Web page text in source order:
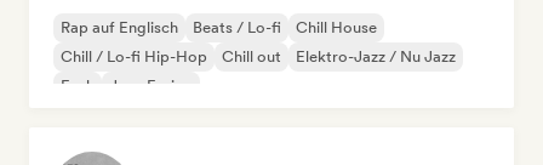
Rap auf Englisch Beats / Lo-fi
Chill House
Chill / Lo-fi Hip-Hop
Chill out
Elektro-Jazz / Nu Jazz
Funk
Jazz-Fusion